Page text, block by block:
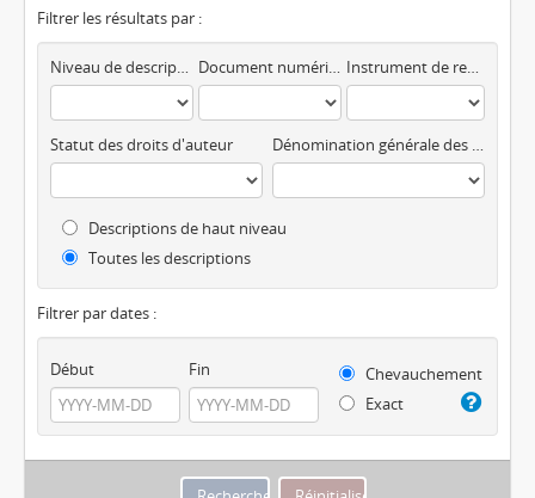
Filtrer les résultats par :
Niveau de description Document numérique disponible Instrument de recherche
Statut des droits d'auteur Dénomination générale des documents
Descriptions de haut niveau
Toutes les descriptions
Filtrer par dates :
Début Fin
Chevauchement
Exact